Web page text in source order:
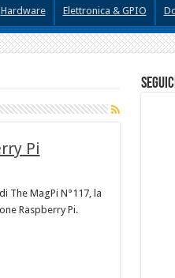
Hardware Elettronica & GPIO
Pi
The MagPi N°117, la
Raspberry Pi.